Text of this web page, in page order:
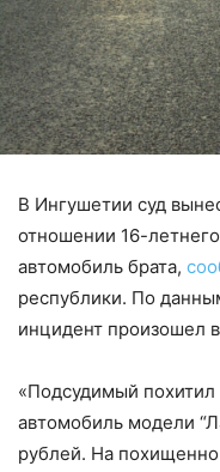
В Ингушетии суд
отношении 16-
автомобиль брата,
республики. По
инцидент произошел
«Подсудимый
автомобиль модели
рублей. На